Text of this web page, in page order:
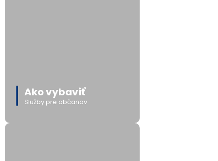
Ako vybaviť
Služby pre občanov